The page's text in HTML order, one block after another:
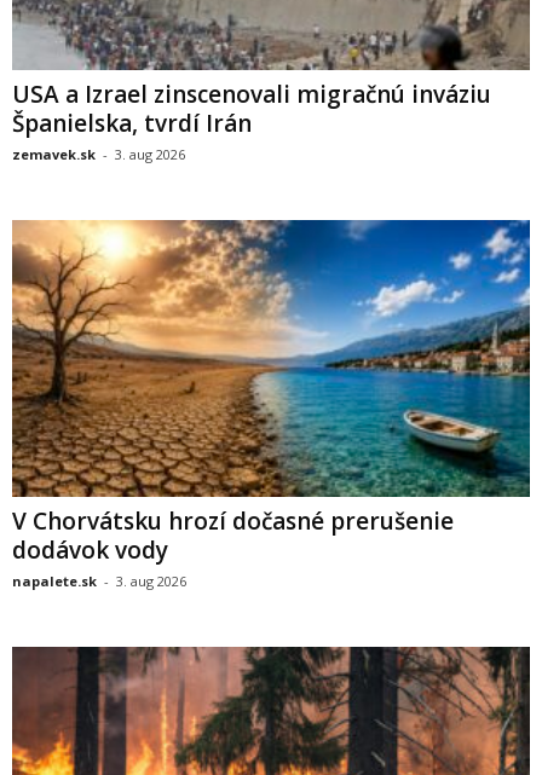
USA a Izrael zinscenovali migračnú inváziu
Španielska, tvrdí Irán
zemavek.sk - 3. aug 2026
V Chorvátsku hrozí dočasné prerušenie
dodávok vody
napalete.sk - 3. aug 2026